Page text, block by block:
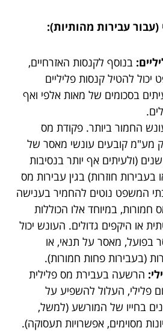
(עבור עבירות מהותיות):
בנוסף לקנסות האזרחיים,
להטיל קנסות פליליים
בסכומים של מאות אלפי ואף
החמור ביותר. פקודת מס
מע"מ קובעים עונשי מאסר של
עד 5 או 7 שנים (ולעיתים אף יותר בנסיבות
בעבירות חוזרות) בגין עבירות מס
המשפט נוטים להחמיר בענישה
חמורות, במיוחד אלו הכוללות
או היקפים גדולים. העונש יכול
בפועל, מאסר על תנאי, או
(בעבירות פחות חמורות).
הרשעה בעבירת מס פלילית
פלילי, העלול להשפיע על
בחייו של המורשע (למשל,
מסוימים, אפשרויות תעסוקה).